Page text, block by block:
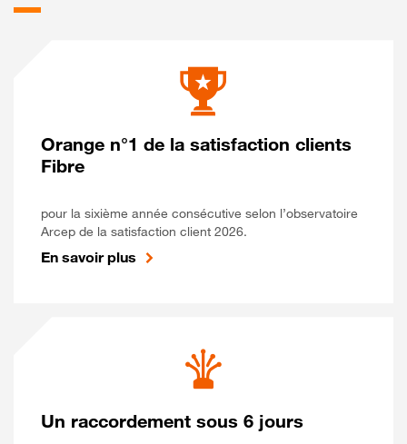
Orange n°1 de la satisfaction clients
Fibre
pour la sixième année consécutive selon l’observatoire
Arcep de la satisfaction client 2026.
En savoir plus
Un raccordement sous 6 jours